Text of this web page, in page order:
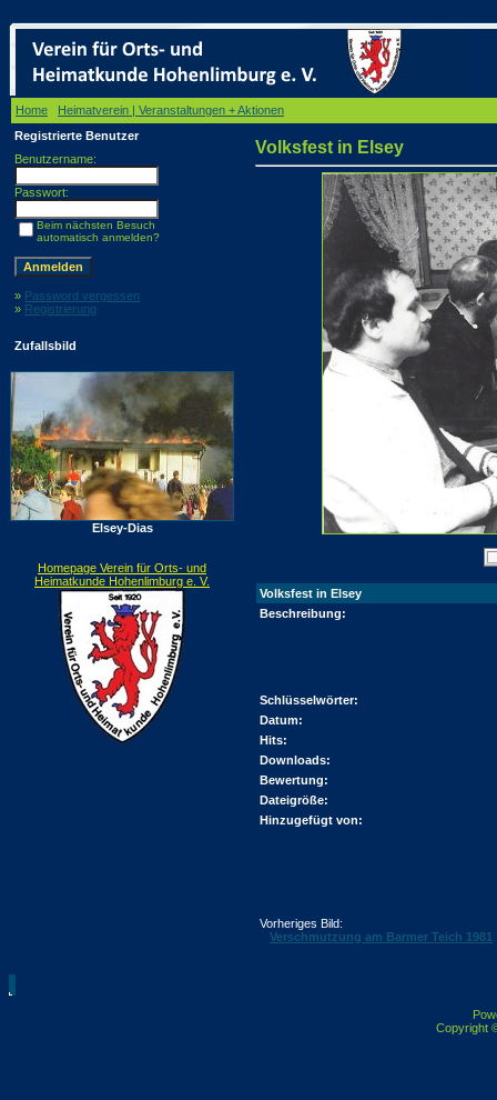
Home Heimatverein | Veranstaltungen + Aktionen
Registrierte Benutzer
Benutzername:
Passwort:
Beim nächsten Besuch
automatisch anmelden?
» Password vergessen
» Registrierung
Zufallsbild
Elsey-Dias
Homepage Verein für Orts- und
Heimatkunde Hohenlimburg e. V.
Volksfest in Elsey
Volksfest in Elsey
Beschreibung:
Schlüsselwörter:
Datum:
Hits:
Downloads:
Bewertung:
Dateigröße:
Hinzugefügt von:
Vorheriges Bild:
Verschmutzung am Barmer Teich 1981
Copyright